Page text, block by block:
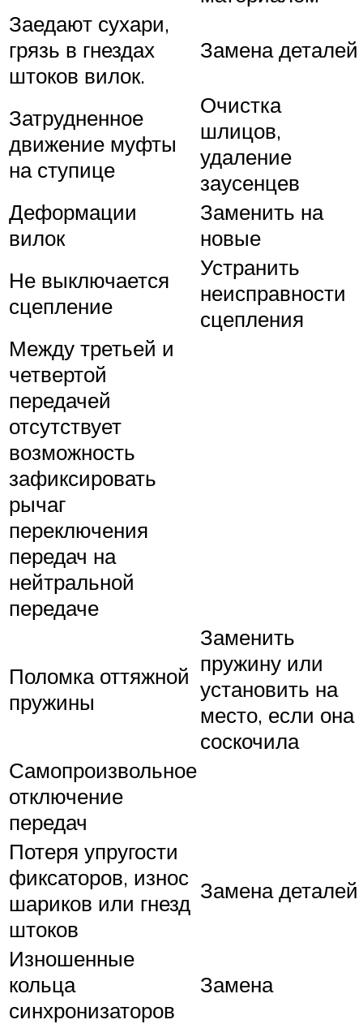
Заедают сухари,
грязь в гнездах
штоков вилок.
Замена деталей
Затрудненное
движение муфты
на ступице
Очистка
шлицов,
удаление
заусенцев
Деформации
вилок
Заменить на
новые
Не выключается
сцепление
Устранить
неисправности
сцепления
Между третьей и
четвертой
передачей
отсутствует
возможность
зафиксировать
рычаг
переключения
передач на
нейтральной
передаче
Поломка оттяжной
пружины
Заменить
пружину или
установить на
место, если она
соскочила
Самопроизвольное
отключение
передач
Потеря упругости
фиксаторов, износ
шариков или гнезд
штоков
Замена деталей
Изношенные
кольца
синхронизаторов
Замена